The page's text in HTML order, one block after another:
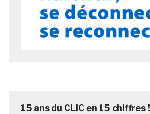
15 ans du CLIC en 15 chiffres !